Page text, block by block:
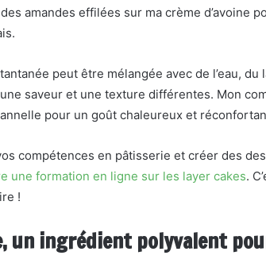
amandes effilées sur ma crème d’avoine
peut être mélangée avec de l’eau,
saveur et une texture différentes. Mon
pour un goût chaleureux et
compétences en pâtisserie et créer des
une formation en ligne sur les layer cakes.
!
un ingrédient polyvalent